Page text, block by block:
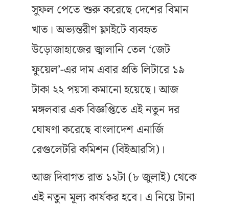
সুফল পেতে শুরু করেছে দেশের বিমান
খাত। অভ্যন্তরীণ ফ্লাইটে ব্যবহৃত
উড়োজাহাজের জ্বালানি তেল ‘জেট
ফুয়েল’-এর দাম এবার প্রতি লিটারে ১৯
টাকা ২২ পয়সা কমানো হয়েছে। আজ
মঙ্গলবার এক বিজ্ঞপ্তিতে এই নতুন দর
ঘোষণা করেছে বাংলাদেশ এনার্জি
রেগুলেটরি কমিশন (বিইআরসি)।
আজ দিবাগত রাত ১২টা (৮ জুলাই) থেকে
এই নতুন মূল্য কার্যকর হবে। এ নিয়ে টানা